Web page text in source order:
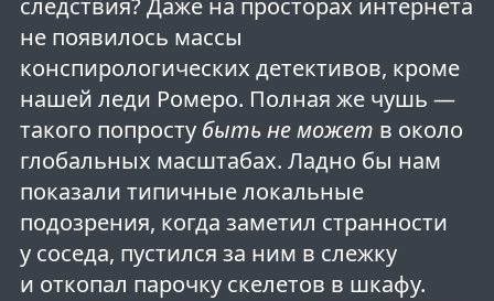
следствия? Даже на просторах интернета
не появилось массы
конспирологических детективов, кроме
нашей леди Ромеро. Полная же чушь —
такого попросту быть не может в около
глобальных масштабах. Ладно бы нам
показали типичные локальные
подозрения, когда заметил странности
у соседа, пустился за ним в слежку
и откопал парочку скелетов в шкафу.